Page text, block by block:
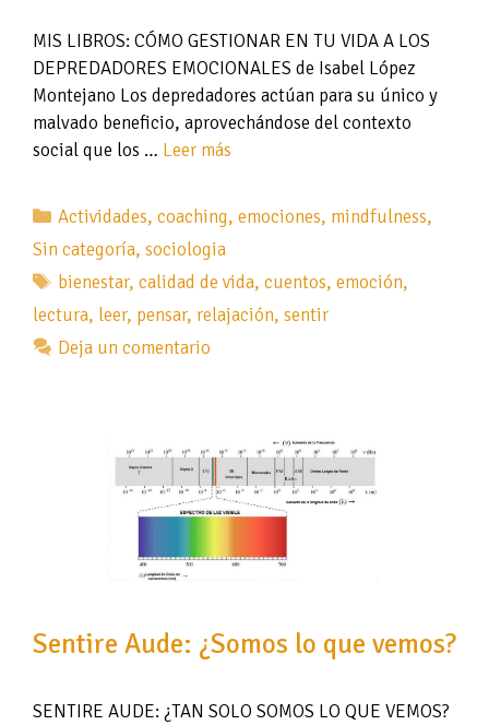
MIS LIBROS: CÓMO GESTIONAR EN TU VIDA A LOS
DEPREDADORES EMOCIONALES de Isabel López
Montejano Los depredadores actúan para su único y
malvado beneficio, aprovechándose del contexto
social que los … Leer más
Categorías
Actividades,coaching,emociones, mindfulness,
Sin categoría, sociologia
Etiquetas
bienestar,calidad de vida,cuentos,emoción,
lectura, leer, pensar, relajación, sentir
Deja un comentario
Sentire Aude: ¿Somos lo que vemos?
SENTIRE AUDE: ¿TAN SOLO SOMOS LO QUE VEMOS?